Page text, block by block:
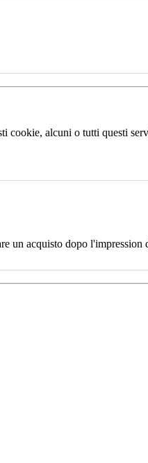
cookie, alcuni o tutti questi
un acquisto dopo